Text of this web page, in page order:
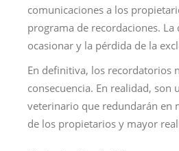
comunicaciones a los
programa de recordaciones.
ocasionar y la pérdida de la
En definitiva, los recordatorios
consecuencia. En realidad,
veterinario que redundarán en
de los propietarios y mayor